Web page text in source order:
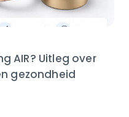
AIR? Uitleg over
gezondheid